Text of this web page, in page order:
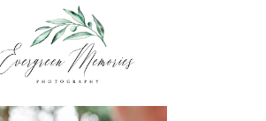
HOME